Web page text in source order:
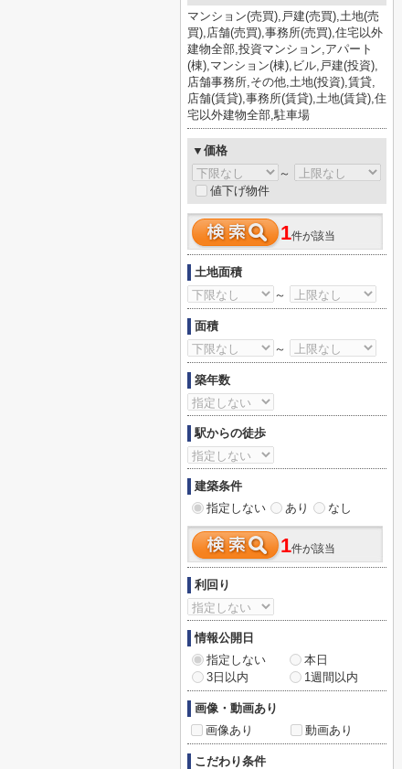
マンション(売買),戸建(売買),土地(売
買),店舗(売買),事務所(売買),住宅以外
建物全部,投資マンション,アパート
(棟),マンション(棟),ビル,戸建(投資),
店舗事務所,その他,土地(投資),賃貸,
店舗(賃貸),事務所(賃貸),土地(賃貸),住
宅以外建物全部,駐車場
▼価格
～
値下げ物件
1件が該当
土地面積
～
面積
～
築年数
駅からの徒歩
建築条件
指定しない
あり なし
1件が該当
利回り
情報公開日
指定しない
本日
3日以内
1週間以内
画像・動画あり
画像あり
動画あり
こだわり条件